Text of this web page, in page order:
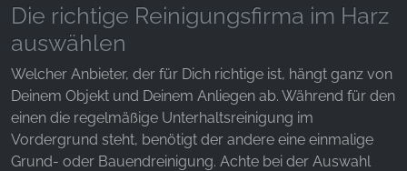
Die richtige Reinigungsfirma im Harz
auswählen
Welcher Anbieter, der für Dich richtige ist, hängt ganz von
Deinem Objekt und Deinem Anliegen ab. Während für den
einen die regelmäßige Unterhaltsreinigung im
Vordergrund steht, benötigt der andere eine einmalige
Grund- oder Bauendreinigung. Achte bei der Auswahl